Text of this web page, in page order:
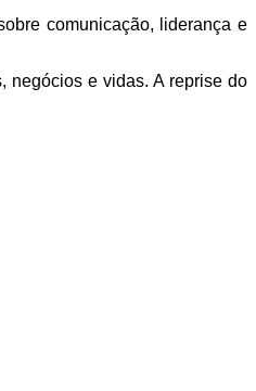
comunicação, liderança e
negócios e vidas. A reprise do